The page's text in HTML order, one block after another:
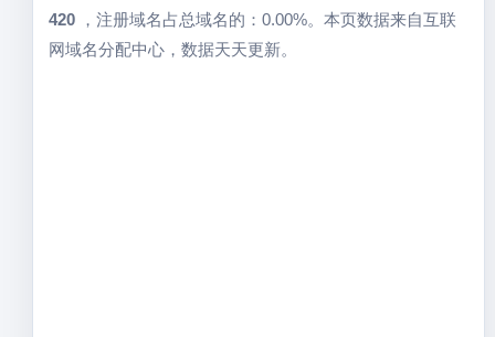
420，注册域名占总域名的：0.00%。本页数据来自互联
网域名分配中心，数据天天更新。